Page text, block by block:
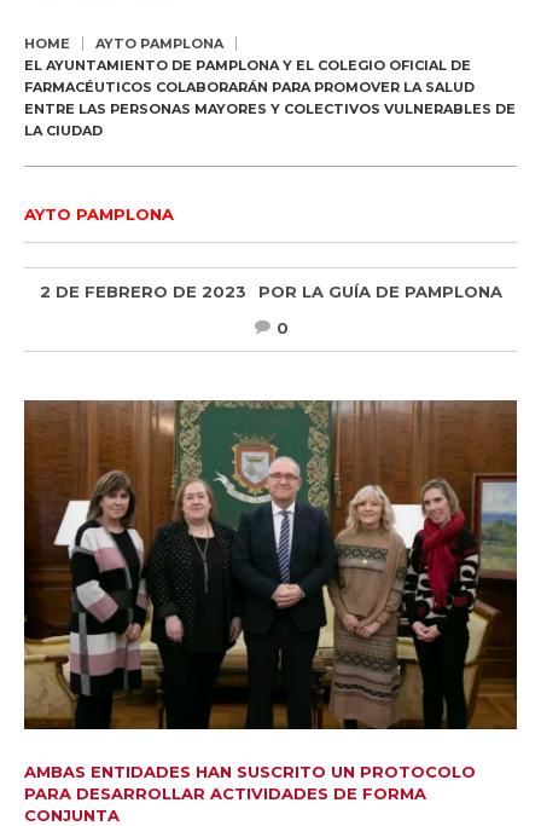
HOME
AYTO PAMPLONA
EL AYUNTAMIENTO DE PAMPLONA Y EL COLEGIO OFICIAL DE
FARMACÉUTICOS COLABORARÁN PARA PROMOVER LA SALUD
ENTRE LAS PERSONAS MAYORES Y COLECTIVOS VULNERABLES DE
LA CIUDAD
AYTO PAMPLONA
2 DE FEBRERO DE 2023 POR LA GUÍA DE PAMPLONA
0
AMBAS ENTIDADES HAN SUSCRITO UN PROTOCOLO
PARA DESARROLLAR ACTIVIDADES DE FORMA
CONJUNTA